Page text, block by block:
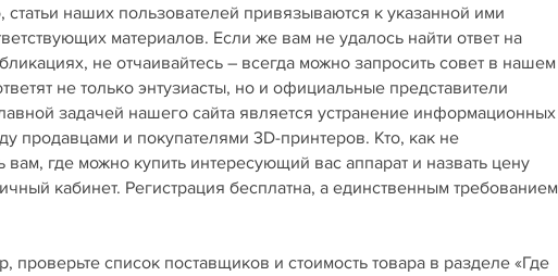
наших пользователей привязываются к указанной ими
материалов. Если же вам не удалось найти ответ на
не отчаивайтесь – всегда можно запросить совет в нашем
не только энтузиасты, но и официальные представители
задачей нашего сайта является устранение информационных
продавцами и покупателями 3D-принтеров. Кто, как не
где можно купить интересующий вас аппарат и назвать цену
кабинет. Регистрация бесплатна, а единственным требованием
список поставщиков и стоимость товара в разделе «Где